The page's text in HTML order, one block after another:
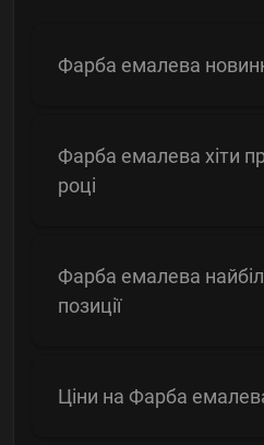
Фарба емалева
Фарба емалева хіти
році
Фарба емалева
позиції
Ціни на Фарба